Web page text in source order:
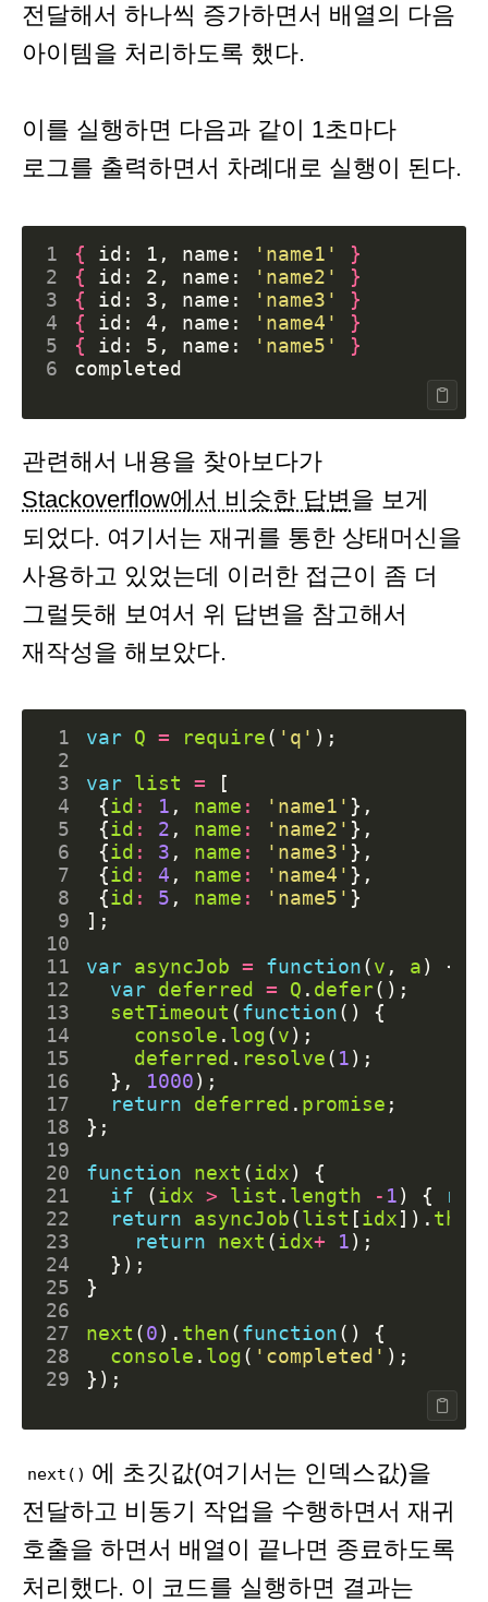
전달해서 하나씩 증가하면서 배열의 다음
아이템을 처리하도록 했다.
이를 실행하면 다음과 같이 1초마다
로그를 출력하면서 차례대로 실행이 된다.
1 { id: 1, name: 'name1'
}
2
{ id: 2, name: 'name2'
}
3
{ id: 3, name: 'name3'
}
4
{ id: 4, name: 'name4'
}
5
{ id: 5, name: 'name5'
}
6
관련해서 내용을 찾아보다가
Stackoverflow에서 비슷한 답변을 보게
되었다. 여기서는 재귀를 통한 상태머신을
사용하고 있었는데 이러한 접근이 좀 더
그럴듯해 보여서 위 답변을 참고해서
재작성을 해보았다.
1 var Q = require( 'q' );
2
3
var list =
[
4
{id : 1 , name : 'name1' },
5
{id : 2 , name : 'name2' },
6
{id : 3 , name : 'name3' },
7
{id : 4 , name : 'name4' },
8
{id : 5 , name : 'name5' }
9
];
10
11
var asyncJob = function(v , a)
{
12
var deferred = Q . defer();
13
setTimeout (function()
{
14
console . log(v);
15
deferred . resolve( 1);
16
}, 1000);
17
return deferred . promise ;
18
};
19
20
function next (idx)
{
21
if (idx > list . length - 1) {
22
return asyncJob(list [idx]). then
23
return next (idx+ 1);
24
});
25
}
26
27
next (0). then(function()
{
28
console . log( 'completed' );
29
});
next() 에 초깃값(여기서는 인덱스값)을
전달하고 비동기 작업을 수행하면서 재귀
호출을 하면서 배열이 끝나면 종료하도록
처리했다. 이 코드를 실행하면 결과는